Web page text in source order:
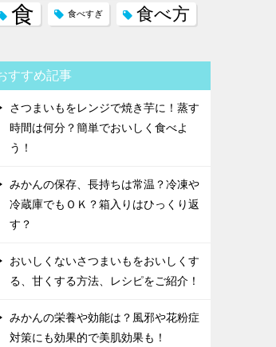
食 食べすぎ 食べ方
すすめ記事
さつまいもをレンジで焼き芋に！蒸す
時間は何分？簡単でおいしく食べよ
う！
みかんの保存、長持ちは常温？冷凍や
冷蔵庫でもＯＫ？箱入りはひっくり返
す？
おいしくないさつまいもをおいしくす
る、甘くする方法、レシピをご紹介！
みかんの栄養や効能は？風邪や花粉症
対策にも効果的で美肌効果も！